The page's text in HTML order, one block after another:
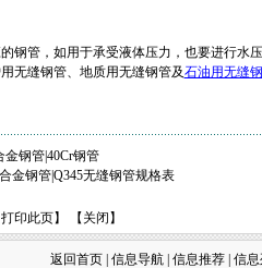
钢管，如用于承受液体压力，也要进行水
无缝钢管、地质用无缝钢管及石油用无缝
金钢管|40Cr钢管
金钢管|Q345无缝钢管规格表
打印此页】 【 关闭 】
返回首页 信息导航 信息推荐 信